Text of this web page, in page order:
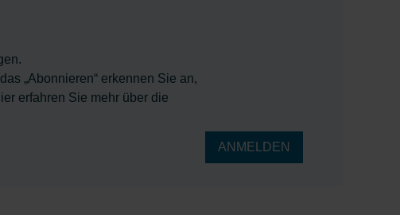
„Abonnieren“ erkennen Sie an,
erfahren Sie mehr über die